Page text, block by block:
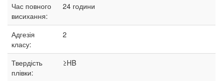
Час повного
висихання:
24 години
Адгезія
класу:
2
Твердість
плівки:
≥HB